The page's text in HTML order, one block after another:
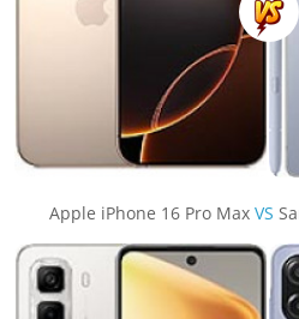
Apple iPhone 16 Pro Max VS